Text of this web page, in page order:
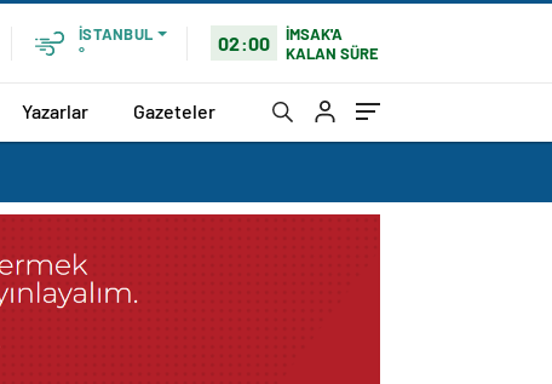
İSTANBUL
°
02:00
İMSAK'A
KALAN SÜRE
Yazarlar Gazeteler